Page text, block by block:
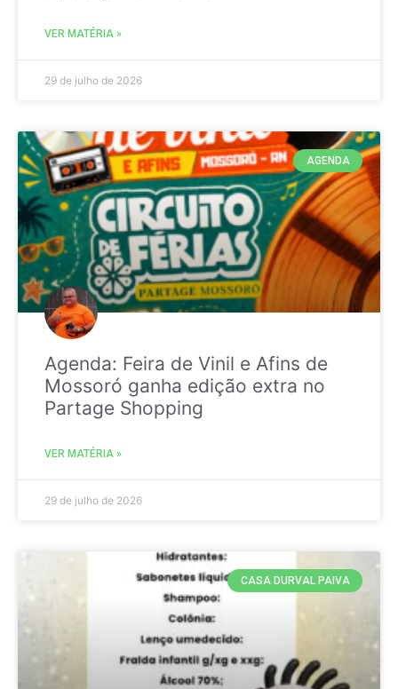
VER MATÉRIA »
29 de julho de 2026
AGENDA
Agenda: Feira de Vinil e Afins de
Mossoró ganha edição extra no
Partage Shopping
VER MATÉRIA »
29 de julho de 2026
CASA DURVAL PAIVA